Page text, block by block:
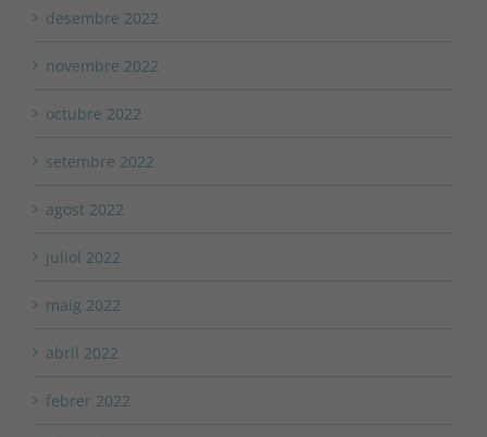
desembre 2022
novembre 2022
octubre 2022
setembre 2022
agost 2022
juliol 2022
maig 2022
abril 2022
febrer 2022